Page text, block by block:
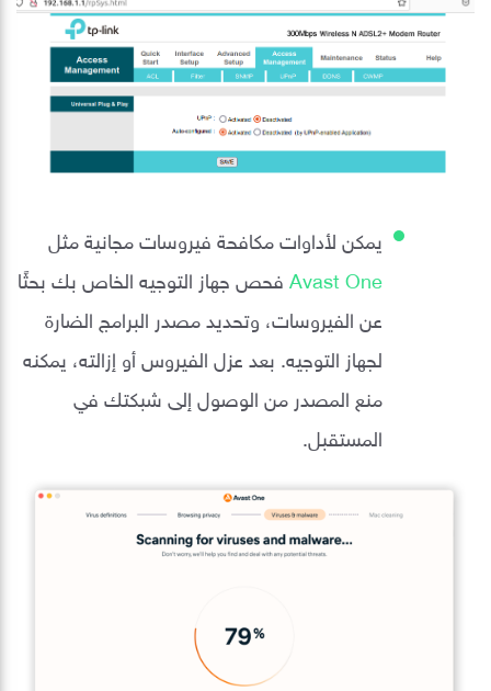
يمكن لأداوات مكافحة فيروسات مجانية مثل
Avast Oneفحص جهاز التوجيه الخاص بك بحثًا
عن الفيروسات، وتحديد مصدر البرامج الضارة
لجهاز التوجيه. بعد عزل الفيروس أو إزالته، يمكنه
منع المصدر من الوصول إلى شبكتك في
المستقبل.